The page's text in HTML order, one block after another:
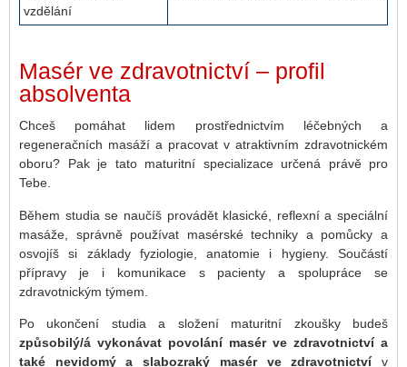
vzdělání
Masér ve zdravotnictví – profil
absolventa
Chceš pomáhat lidem prostřednictvím léčebných a
regeneračních masáží a pracovat v atraktivním zdravotnickém
oboru? Pak je tato maturitní specializace určená právě pro
Tebe.
Během studia se naučíš provádět klasické, reflexní a speciální
masáže, správně používat masérské techniky a pomůcky a
osvojíš si základy fyziologie, anatomie i hygieny. Součástí
přípravy je i komunikace s pacienty a spolupráce se
zdravotnickým týmem.
Po ukončení studia a složení maturitní zkoušky budeš
způsobilý/á vykonávat povolání masér ve zdravotnictví a
také nevidomý a slabozraký masér ve zdravotnictvív